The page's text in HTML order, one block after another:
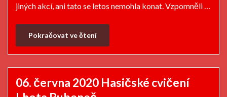
jiných akcí, ani tato se letos nemohla konat. Vzpomněli …
Pokračovat ve čtení
06. června 2020 Hasičské cvičení